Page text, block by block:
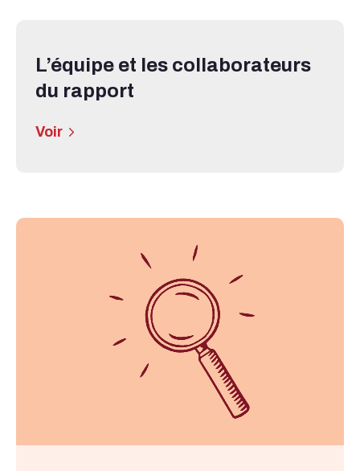
L’équipe et les collaborateurs
du rapport
Voir